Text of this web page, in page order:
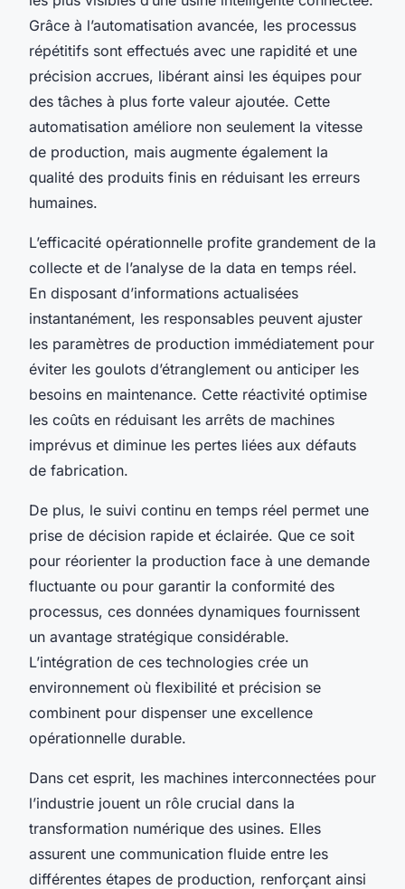
Grâce à l’automatisation avancée, les processus
répétitifs sont effectués avec une rapidité et une
précision accrues, libérant ainsi les équipes pour
des tâches à plus forte valeur ajoutée. Cette
automatisation améliore non seulement la vitesse
de production, mais augmente également la
qualité des produits finis en réduisant les erreurs
humaines.
L’efficacité opérationnelle profite grandement de la
collecte et de l’analyse de la data en temps réel.
En disposant d’informations actualisées
instantanément, les responsables peuvent ajuster
les paramètres de production immédiatement pour
éviter les goulots d’étranglement ou anticiper les
besoins en maintenance. Cette réactivité optimise
les coûts en réduisant les arrêts de machines
imprévus et diminue les pertes liées aux défauts
de fabrication.
De plus, le suivi continu en temps réel permet une
prise de décision rapide et éclairée. Que ce soit
pour réorienter la production face à une demande
fluctuante ou pour garantir la conformité des
processus, ces données dynamiques fournissent
un avantage stratégique considérable.
L’intégration de ces technologies crée un
environnement où flexibilité et précision se
combinent pour dispenser une excellence
opérationnelle durable.
Dans cet esprit, les machines interconnectées pour
l’industrie jouent un rôle crucial dans la
transformation numérique des usines. Elles
assurent une communication fluide entre les
différentes étapes de production, renforçant ainsi